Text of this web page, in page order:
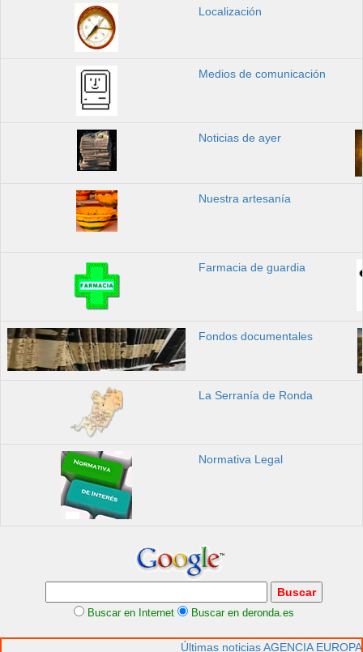
Localización
Medios de comunicación
Noticias de ayer
Nuestra artesanía
Farmacia de guardia
Fondos documentales
La Serranía de Ronda
Normativa Legal
Buscar en Internet Buscar en deronda.es
Últimas noticias AGENCIA EUROPA